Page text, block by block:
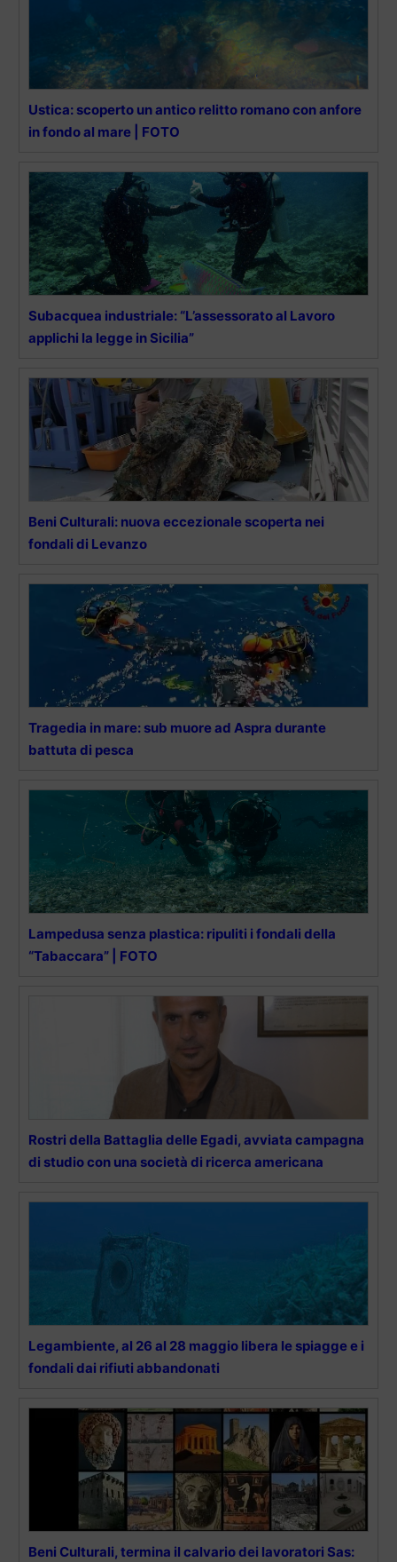
Ustica: scoperto un antico relitto romano con anfore
in fondo al mare | FOTO
Subacquea industriale: “L’assessorato al Lavoro
applichi la legge in Sicilia”
Beni Culturali: nuova eccezionale scoperta nei
fondali di Levanzo
Tragedia in mare: sub muore ad Aspra durante
battuta di pesca
Lampedusa senza plastica: ripuliti i fondali della
“Tabaccara” | FOTO
Rostri della Battaglia delle Egadi, avviata campagna
di studio con una società di ricerca americana
Legambiente, al 26 al 28 maggio libera le spiagge e i
fondali dai rifiuti abbandonati
Beni Culturali, termina il calvario dei lavoratori Sas: